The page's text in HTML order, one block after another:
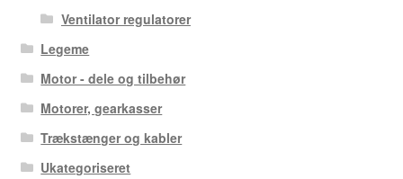
Ventilator regulatorer
Legeme
Motor - dele og tilbehør
Motorer, gearkasser
Trækstænger og kabler
Ukategoriseret